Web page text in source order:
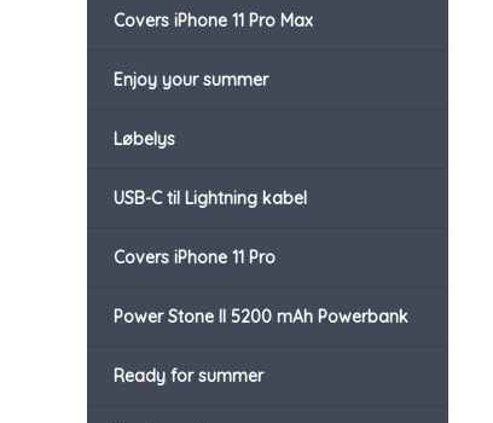
Covers iPhone 11 Pro Max
Enjoy your summer
Løbelys
USB-C til Lightning kabel
Covers iPhone 11 Pro
Power Stone II 5200 mAh Powerbank
Ready for summer